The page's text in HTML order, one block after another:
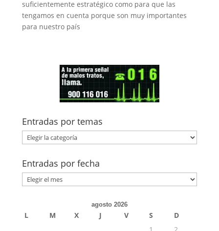
suficientemente estratégico como para que las
tengamos en cuenta porque son muy importantes
para nuestro país
Entradas por temas
Entradas
por
temas
Entradas por fecha
Entradas
por
agosto 2026
L M X J V S
D